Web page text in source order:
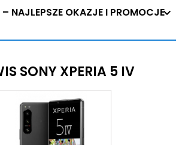
NAJLEPSZE OKAZJE I PROMOCJE
SONY XPERIA 5 IV